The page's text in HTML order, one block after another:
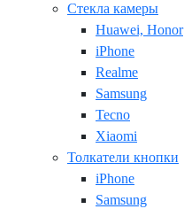
Стекла камеры
Huawei, Honor
iPhone
Realme
Samsung
Tecno
Xiaomi
Толкатели кнопки
iPhone
Samsung